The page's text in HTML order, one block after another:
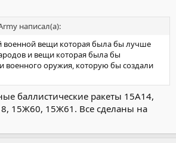
написал(а):
военной вещи которая была бы лучше
и вещи которая была бы
военного оружия, которую бы создали
баллистические ракеты 15А14,
15Ж60, 15Ж61. Все сделаны на